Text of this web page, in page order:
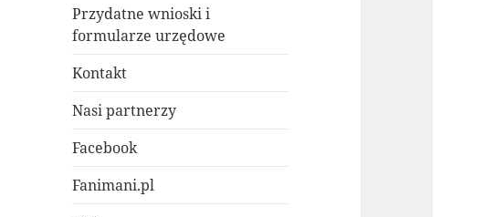
Przydatne wnioski i
formularze urzędowe
Kontakt
Nasi partnerzy
Facebook
Fanimani.pl